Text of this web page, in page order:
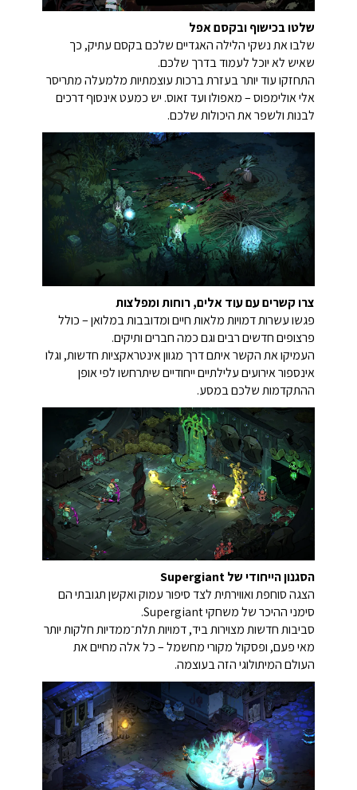
שלטו בכישוף ובקסם אפל
שלבו את נשקי הלילה האגדיים שלכם בקסם עתיק, כך
שאיש לא יוכל לעמוד בדרך שלכם.
התחזקו עוד יותר בעזרת ברכות עוצמתיות מלמעלה מתריסר
אלי אולימפוס – מאפולו ועד זאוס. יש כמעט אינסוף דרכים
לבנות ולשפר את היכולות שלכם.
צרו קשרים עם עוד אלים, רוחות ומפלצות
פגשו עשרות דמויות מלאות חיים ומדובבות במלואן – כולל
פרצופים חדשים רבים וגם כמה חברים ותיקים.
העמיקו את הקשר איתם דרך מגוון אינטראקציות חדשות, וגלו
אינספור אירועים עלילתיים ייחודיים שיתרחשו לפי אופן
ההתקדמות שלכם במסע.
הסגנון הייחודי של Supergiant
הצגה סוחפת ואווירתית לצד סיפור עמוק ואקשן תגובתי הם
סימני ההיכר של משחקי Supergiant.
סביבות חדשות מצוירות ביד, דמויות תלת־ממדיות חלקות יותר
מאי פעם, ופסקול מקורי מחשמל – כל אלה מחיים את
העולם המיתולוגי הזה בעוצמה.